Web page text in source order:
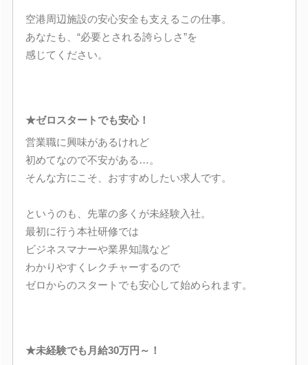
空港周辺施設の安心安全も支えるこの仕事。
あなたも、“必要とされる誇らしさ”を
感じてください。
★ゼロスタートでも安心！
営業職に興味があるけれど
初めてなので不安がある…。
そんな方にこそ、おすすめしたい求人です。
というのも、先輩の多くが未経験入社。
最初に行う本社研修では
ビジネスマナーや業界知識など
わかりやすくレクチャーするので
ゼロからのスタートでも安心して始められます。
★未経験でも月給30万円～！